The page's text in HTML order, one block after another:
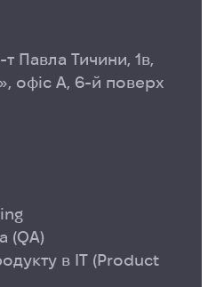
т Павла Тичини, 1в,
офіс А, 6-й поверх
(QA)
в ІТ (Product